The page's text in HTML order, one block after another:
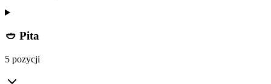
🥙 Pita
5 pozycji